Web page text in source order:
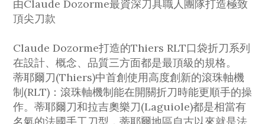
由Claude Dozorme最資深刀具職人團隊打造極致
頂尖刀款
Claude Dozorme打造的Thiers RLT口袋折刀系列
在設計、概念、品質三方面都是最頂級的規格。
蒂耶爾刀(Thiers)中首創使用高度創新的滾珠軸機
制(RLT)：滾珠軸機制能在開關折刀時能更順手的操
作。蒂耶爾刀和拉吉奧樂刀(Laguiole)都是相當有
名氣的法國手工刀型，蒂耶爾地區自古以來就是法